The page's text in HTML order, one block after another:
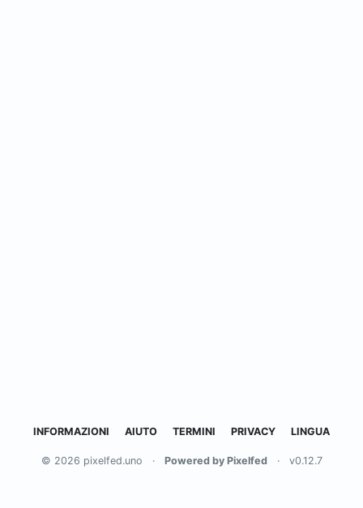
INFORMAZIONI AIUTO TERMINI PRIVACY LINGUA
© 2026 pixelfed.uno · Powered by Pixelfed · v0.12.7